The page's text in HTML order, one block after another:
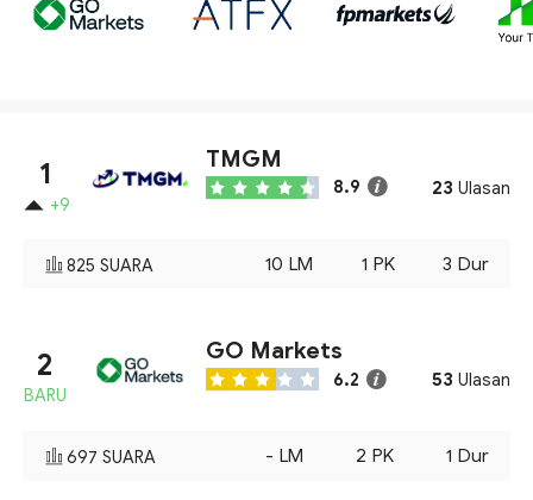
1
+9
TMGM
8.9 23 Ulasan
825 SUARA 10 LM 1 PK 3 Dur
2
BARU
GO Markets
6.2 53 Ulasan
697 SUARA - LM 2 PK 1 Dur